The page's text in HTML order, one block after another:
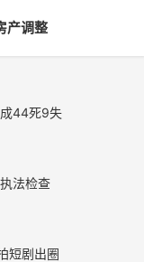
产调整
44死9失
法检查
短剧出圈